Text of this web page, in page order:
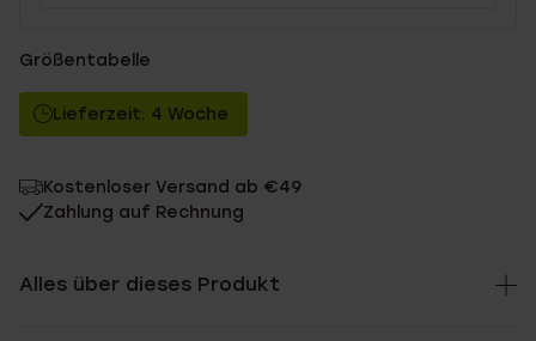
Größentabelle
Lieferzeit: 4 Woche
Kostenloser Versand ab €49
Zahlung auf Rechnung
Alles über dieses Produkt